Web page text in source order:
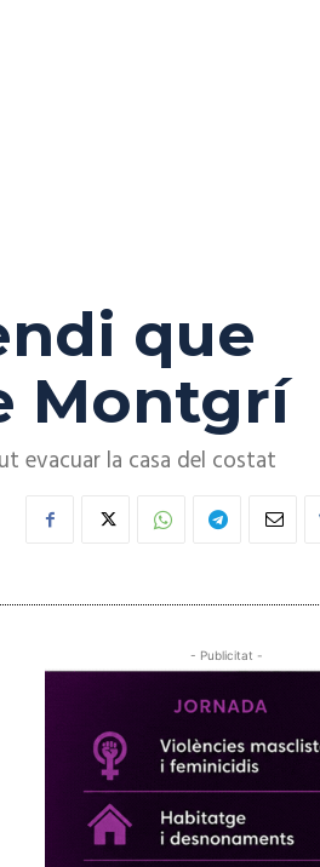
que
Montgrí
evacuar la casa del costat
- Publicitat -